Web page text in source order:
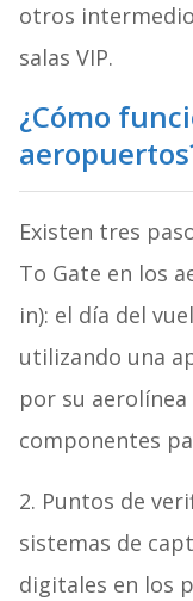
otros
salas VIP.
¿Cómo
Existen tres
To Gate en los
in): el día del
utilizando una
por su
componentes
2. Puntos de
sistemas de
digitales en los